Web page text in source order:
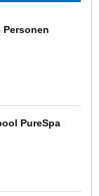
Personen
PureSpa